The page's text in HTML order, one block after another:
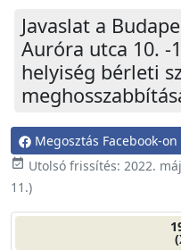
Javaslat a
Auróra utca 10. -
helyiség bérleti
Megosztás Facebook-on
event_available Utolsó frissítés: 2022.
11.)